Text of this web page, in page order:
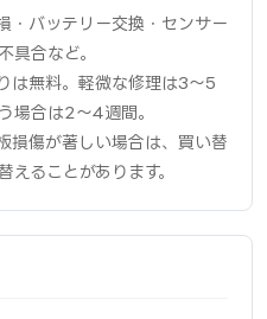
バッテリー交換・センサー
具合など。
は無料。軽微な修理は3〜5
場合は2〜4週間。
傷が著しい場合は、買い替
えることがあります。